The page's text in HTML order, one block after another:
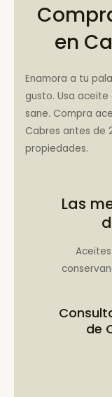
en
Enamora a tu
gusto. Usa
sane. Compra
Cabres antes de
propiedades.
Las
de